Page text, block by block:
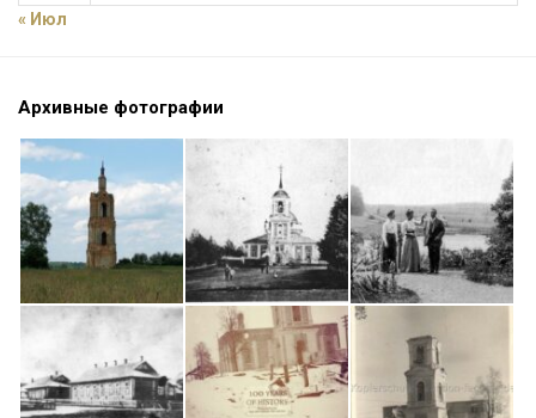
« Июл
Архивные фотографии